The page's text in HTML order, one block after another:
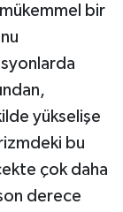
bir
yükselişe
bu
çok daha
derece